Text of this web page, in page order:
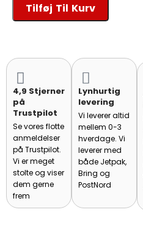
Tilføj Til Kurv
4,9 Stjerner
på
Trustpilot
Se vores flotte
anmeldelser
på Trustpilot.
Vi er meget
stolte og viser
dem gerne
frem
Lynhurtig
levering
Vi leverer altid
mellem 0-3
hverdage. Vi
leverer med
både Jetpak,
Bring og
PostNord